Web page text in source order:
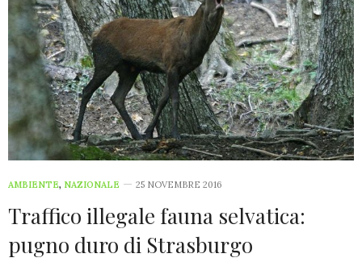
AMBIENTE, NAZIONALE 25 NOVEMBRE 2016
Traffico illegale fauna selvatica:
pugno duro di Strasburgo